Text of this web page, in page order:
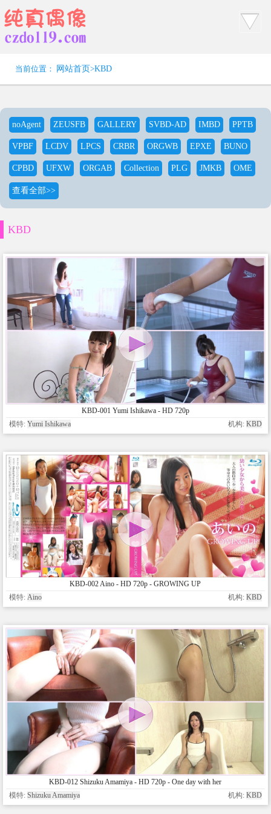
当前位置： 网站首页>KBD
noAgent ZEUSFB GALLERY SVBD-AD IMBD PPTB
VPBF LCDV LPCS CRBR ORGWB EPXE BUNO
CPBD UFXW ORGAB Collection PLG JMKB OME
查看全部>>
KBD
KBD-001 Yumi Ishikawa - HD 720p
模特: Yumi Ishikawa 机构: KBD
KBD-002 Aino - HD 720p - GROWING UP
模特: Aino 机构: KBD
KBD-012 Shizuku Amamiya - HD 720p - One day with her
模特: Shizuku Amamiya 机构: KBD